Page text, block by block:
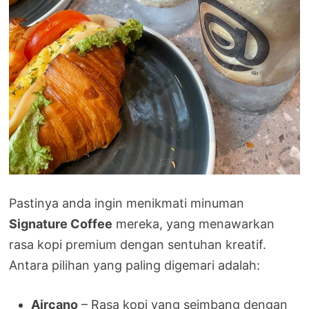
Pastinya anda ingin menikmati minuman
Signature Coffee mereka, yang menawarkan
rasa kopi premium dengan sentuhan kreatif.
Antara pilihan yang paling digemari adalah:
Aircano – Rasa kopi yang seimbang dengan